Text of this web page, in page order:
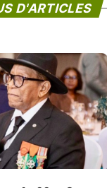
D'ARTICLES